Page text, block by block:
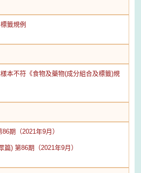
籤規例
本不符《食物及藥物(成分組合及標籤)規
期（2021年9月）
篇) 第86期（2021年9月）